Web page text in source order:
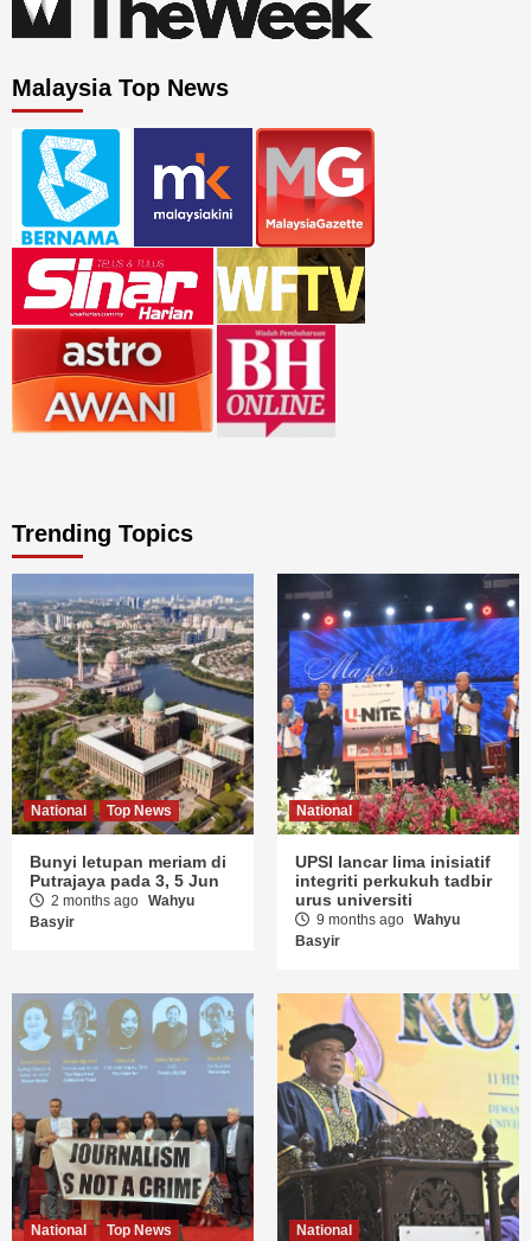
Malaysia Top News
Trending Topics
National Top News
Bunyi letupan meriam di
Putrajaya pada 3, 5 Jun
2 months ago Wahyu
Basyir
National
UPSI lancar lima inisiatif
integriti perkukuh tadbir
urus universiti
9 months ago Wahyu
Basyir
National Top News National